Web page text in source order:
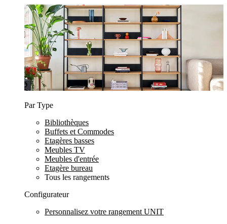
Par Type
Bibliothèques
Buffets et Commodes
Etagères basses
Meubles TV
Meubles d'entrée
Etagère bureau
Tous les rangements
Configurateur
Personnalisez votre rangement UNIT